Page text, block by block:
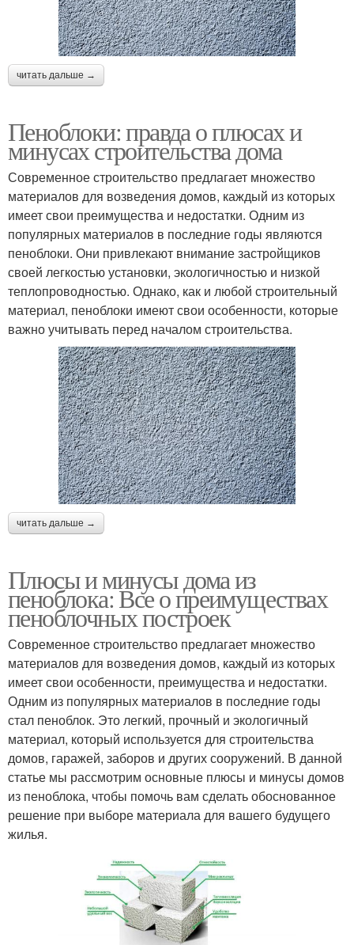
читать дальше →
Пеноблоки: правда о плюсах и
минусах строительства дома
Современное строительство предлагает множество
материалов для возведения домов, каждый из которых
имеет свои преимущества и недостатки. Одним из
популярных материалов в последние годы являются
пеноблоки. Они привлекают внимание застройщиков
своей легкостью установки, экологичностью и низкой
теплопроводностью. Однако, как и любой строительный
материал, пеноблоки имеют свои особенности, которые
важно учитывать перед началом строительства.
читать дальше →
Плюсы и минусы дома из
пеноблока: Все о преимуществах
пеноблочных построек
Современное строительство предлагает множество
материалов для возведения домов, каждый из которых
имеет свои особенности, преимущества и недостатки.
Одним из популярных материалов в последние годы
стал пеноблок. Это легкий, прочный и экологичный
материал, который используется для строительства
домов, гаражей, заборов и других сооружений. В данной
статье мы рассмотрим основные плюсы и минусы домов
из пеноблока, чтобы помочь вам сделать обоснованное
решение при выборе материала для вашего будущего
жилья.